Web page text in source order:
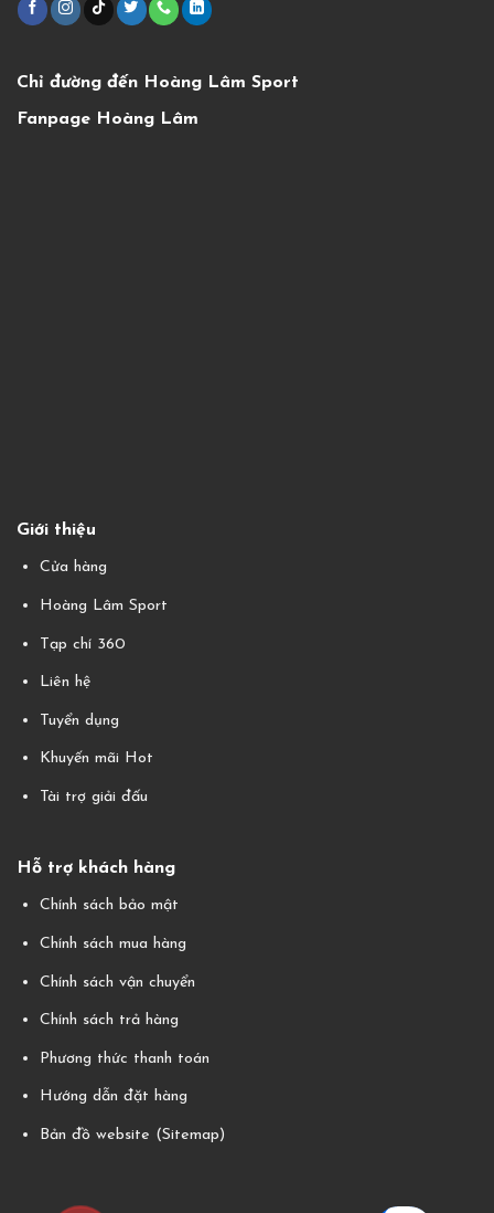
Giới thiệu
Cửa hàng
Hoàng Lâm Sport
Tạp chí 360
Liên hệ
Tuyển dụng
Khuyến mãi Hot
Tài trợ giải đấu
Hỗ trợ khách hàng
Chính sách bảo mật
Chính sách mua hàng
Chính sách vận chuyển
Chính sách trả hàng
Phương thức thanh toán
Hướng dẫn đặt hàng
Bản đồ website (Sitemap)
Chỉ đường đến Hoàng Lâm Sport
Fanpage Hoàng Lâm